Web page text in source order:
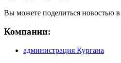
Вы можете поделиться новостью в
Компании:
администрация Кургана